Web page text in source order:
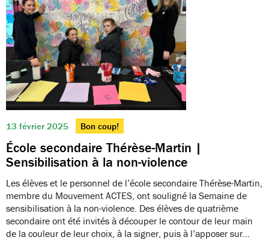
13 février 2025 Bon coup!
École secondaire Thérèse-Martin |
Sensibilisation à la non-violence
Les élèves et le personnel de l’école secondaire Thérèse-Martin,
membre du Mouvement ACTES, ont souligné la Semaine de
sensibilisation à la non-violence. Des élèves de quatrième
secondaire ont été invités à découper le contour de leur main
de la couleur de leur choix, à la signer, puis à l’apposer sur…